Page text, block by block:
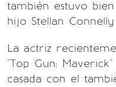
también estuvo
hijo Stellan
La actriz
"Top Gun:
casada con el